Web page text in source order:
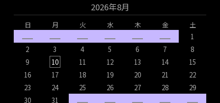
2026年8月
日 月 火 水 木 金
土
1
2
3 4 5 6 7
8
9
10 11 12 13 14
15
16
17 18 19 20 21
22
23
24 25 26 27 28
29
30
31